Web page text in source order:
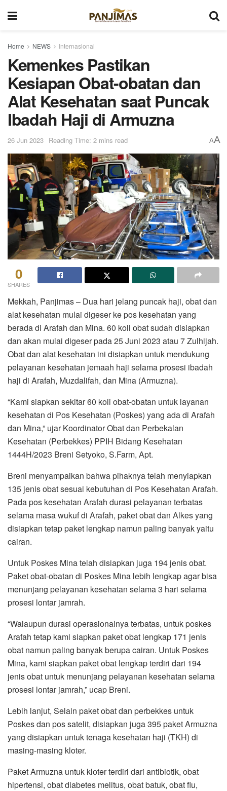
Home NEWS Internasional
Kemenkes Pastikan
Kesiapan Obat-obatan dan
Alat Kesehatan saat Puncak
Ibadah Haji di Armuzna
26 Jun 2023 Reading Time: 2 mins read AA
0
SHARES
Mekkah, Panjimas – Dua hari jelang puncak haji, obat dan
alat kesehatan mulai digeser ke pos kesehatan yang
berada di Arafah dan Mina. 60 koli obat sudah disiapkan
dan akan mulai digeser pada 25 Juni 2023 atau 7 Zulhijah.
Obat dan alat kesehatan ini disiapkan untuk mendukung
pelayanan kesehatan jemaah haji selama prosesi ibadah
haji di Arafah, Muzdalifah, dan Mina (Armuzna).
“Kami siapkan sekitar 60 koli obat-obatan untuk layanan
kesehatan di Pos Kesehatan (Poskes) yang ada di Arafah
dan Mina,” ujar Koordinator Obat dan Perbekalan
Kesehatan (Perbekkes) PPIH Bidang Kesehatan
1444H/2023 Breni Setyoko, S.Farm, Apt.
Breni menyampaikan bahwa pihaknya telah menyiapkan
135 jenis obat sesuai kebutuhan di Pos Kesehatan Arafah.
Pada pos kesehatan Arafah durasi pelayanan terbatas
selama masa wukuf di Arafah, paket obat dan Alkes yang
disiapkan tetap paket lengkap namun paling banyak yaitu
cairan.
Untuk Poskes Mina telah disiapkan juga 194 jenis obat.
Paket obat-obatan di Poskes Mina lebih lengkap agar bisa
menunjang pelayanan kesehatan selama 3 hari selama
prosesi lontar jamrah.
“Walaupun durasi operasionalnya terbatas, untuk poskes
Arafah tetap kami siapkan paket obat lengkap 171 jenis
obat namun paling banyak berupa cairan. Untuk Poskes
Mina, kami siapkan paket obat lengkap terdiri dari 194
jenis obat untuk menunjang pelayanan kesehatan selama
prosesi lontar jamrah,” ucap Breni.
Lebih lanjut, Selain paket obat dan perbekkes untuk
Poskes dan pos satelit, disiapkan juga 395 paket Armuzna
yang disiapkan untuk tenaga kesehatan haji (TKH) di
masing-masing kloter.
Paket Armuzna untuk kloter terdiri dari antibiotik, obat
hipertensi, obat diabetes melitus, obat batuk, obat flu,